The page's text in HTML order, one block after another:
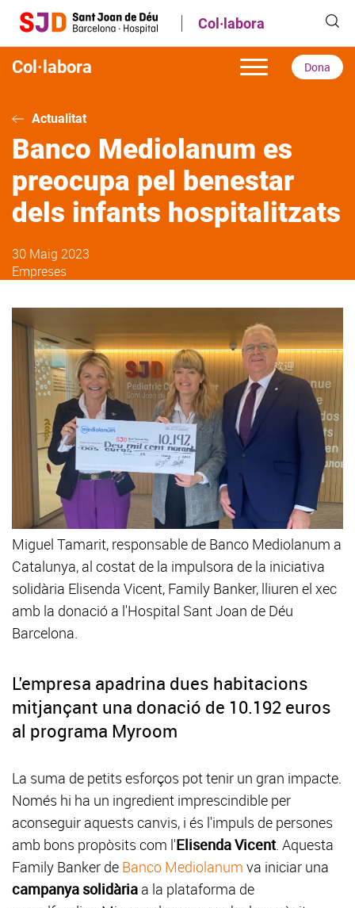
contingut
Col·labora
Col·labora Dona
Actualitat
Banco Mediolanum es
preocupa pel benestar
dels infants hospitalitzats
30 Maig 2023
Empreses
Miguel Tamarit, responsable de Banco Mediolanum a
Catalunya, al costat de la impulsora de la iniciativa
solidària Elisenda Vicent, Family Banker, lliuren el xec
amb la donació a l'Hospital Sant Joan de Déu
Barcelona.
L'empresa apadrina dues habitacions
mitjançant una donació de 10.192 euros
al programa Myroom
La suma de petits esforços pot tenir un gran impacte.
Només hi ha un ingredient imprescindible per
aconseguir aquests canvis, i és l'impuls de persones
amb bons propòsits com l'Elisenda Vicent. Aquesta
Family Banker de Banco Mediolanum va iniciar una
campanya solidària a la plataforma de